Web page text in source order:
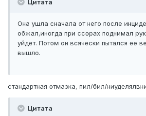
Цитата
Она ушла сначала от него после
обжал,иногда при ссорах поднимал
уйдет. Потом он всячески пытался ее
вышло.
стандартная отмазка, пил/бил/
Цитата